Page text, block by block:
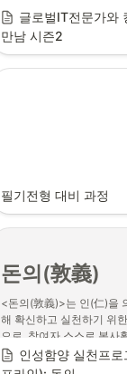
글로벌IT전문가와
만남 시즌2
필기전형 대비 과정
돈의(敦義)
<돈의(敦義)>는 인(仁)을
해 확신하고 실천하기 위
으로, 참여자 스스로 봉사
회참여활동을 기획하고 시
여자들과 공유하는 프로그
인성함양 실천프로